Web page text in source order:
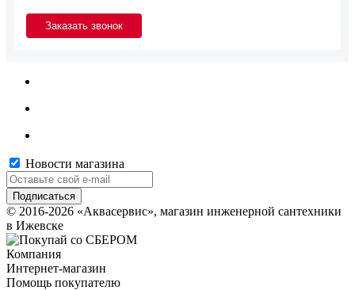
Новости магазина
© 2016-2026 «Аквасервис», магазин инженерной сантехники
в Ижевске
Компания
Интернет-магазин
Помощь покупателю